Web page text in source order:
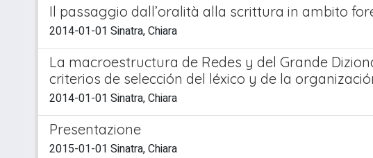
Il passaggio dall’oralità alla scrittura in ambito
2014-01-01 Sinatra, Chiara
La macroestructura de Redes y del Grande
criterios de selección del léxico y de la
2014-01-01 Sinatra, Chiara
Presentazione
2015-01-01 Sinatra, Chiara